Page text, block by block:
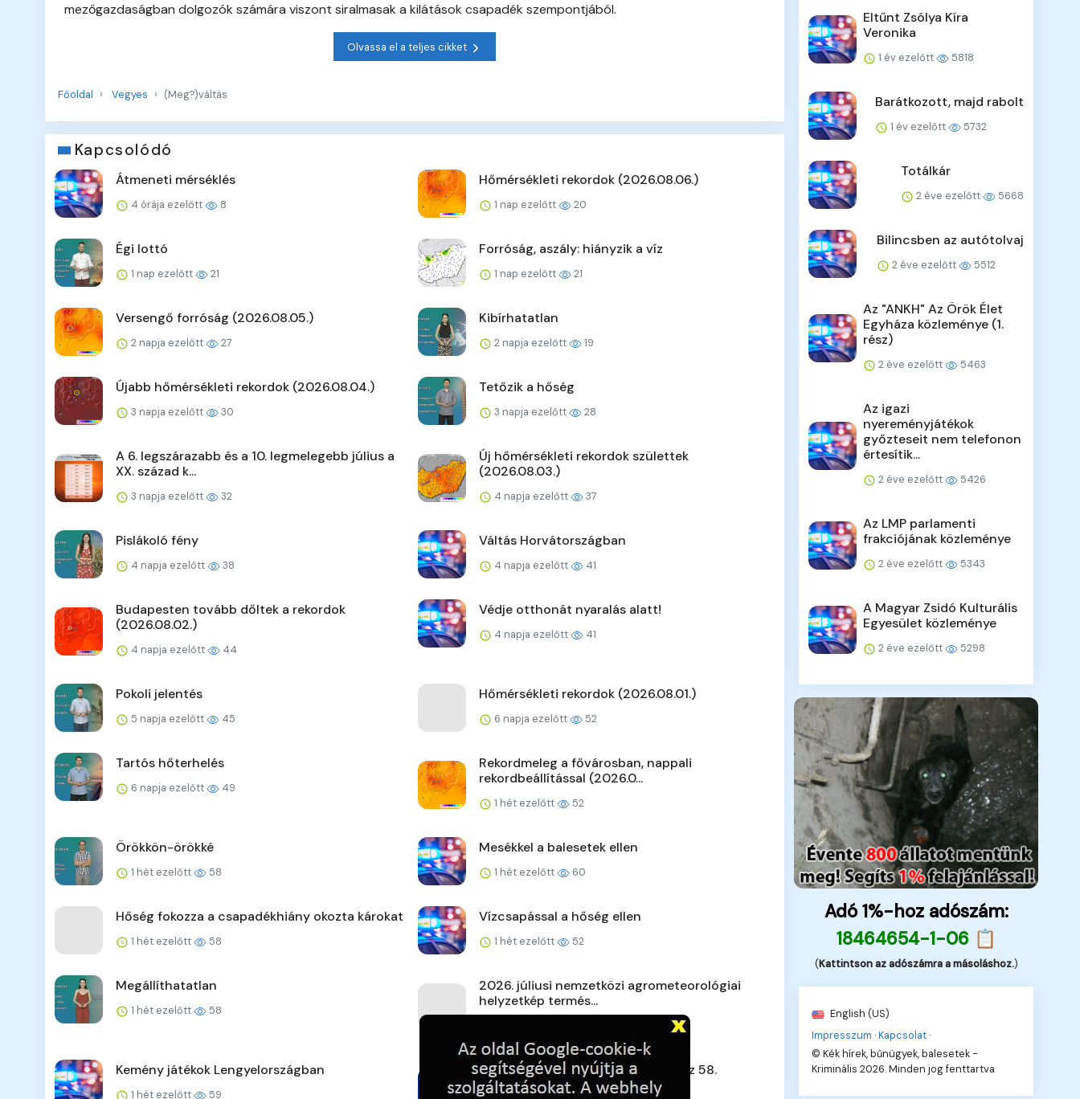
mezőgazdaságban dolgozók számára viszont siralmasak a kilátások csapadék szempontjából.
Olvassa el a teljes cikket
Főoldal Vegyes (Meg?)váltás
Kapcsolódó
Átmeneti mérséklés
4 órája ezelőtt 8
Hőmérsékleti rekordok (2026.08.06.)
1 nap ezelőtt 20
Égi lottó
1 nap ezelőtt 21
Forróság, aszály: hiányzik a víz
1 nap ezelőtt 21
Versengő forróság (2026.08.05.)
2 napja ezelőtt 27
Kibírhatatlan
2 napja ezelőtt 19
Újabb hőmérsékleti rekordok (2026.08.04.)
3 napja ezelőtt 30
Tetőzik a hőség
3 napja ezelőtt 28
A 6. legszárazabb és a 10. legmelegebb július a
XX. század k...
3 napja ezelőtt 32
Új hőmérsékleti rekordok születtek
(2026.08.03.)
4 napja ezelőtt 37
Pislákoló fény
4 napja ezelőtt 38
Váltás Horvátországban
4 napja ezelőtt 41
Budapesten tovább dőltek a rekordok
(2026.08.02.)
4 napja ezelőtt 44
Védje otthonát nyaralás alatt!
4 napja ezelőtt 41
Pokoli jelentés
5 napja ezelőtt 45
Hőmérsékleti rekordok (2026.08.01.)
6 napja ezelőtt 52
Tartós hőterhelés
6 napja ezelőtt 49
Rekordmeleg a fővárosban, nappali
rekordbeállítással (2026.0...
1 hét ezelőtt 52
Örökkön-örökké
1 hét ezelőtt 58
Mesékkel a balesetek ellen
1 hét ezelőtt 60
Hőség fokozza a csapadékhiány okozta károkat
1 hét ezelőtt 58
Vízcsapással a hőség ellen
1 hét ezelőtt 52
Megállíthatatlan
1 hét ezelőtt 58
2026. júliusi nemzetközi agrometeorológiai
helyzetkép termés...
Kemény játékok Lengyelországban
1 hét ezelőtt 59
Gyenge szélben, hőségben rajtol az 58.
Kékszalag
Eltűnt Zsólya Kíra
Veronika
1 év ezelőtt 5818
Barátkozott, majd rabolt
1 év ezelőtt 5732
Totálkár
2 éve ezelőtt 5668
Bilincsben az autótolvaj
2 éve ezelőtt 5512
Az "ANKH" Az Örök Élet
Egyháza közleménye (1.
rész)
2 éve ezelőtt 5463
Az igazi
nyereményjátékok
győzteseit nem telefonon
értesítik...
2 éve ezelőtt 5426
Az LMP parlamenti
frakciójának közleménye
2 éve ezelőtt 5343
A Magyar Zsidó Kulturális
Egyesület közleménye
2 éve ezelőtt 5298
Adó 1%-hoz adószám:
18464654-1-06 📋
(Kattintson az adószámra a másoláshoz.)
English (US)
Impresszum ·Kapcsolat ·
© Kék hírek, bűnügyek, balesetek -
Kriminális 2026. Minden jog fenttartva